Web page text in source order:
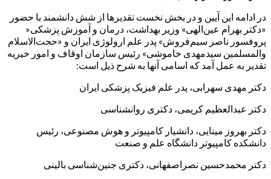
در ادامه این آیین و در بخش نخست تقدیرها از شش دانشمند با حضور
«دکتر بهرام عین‌الهی» وزیر بهداشت، درمان و آموزش پزشکی«
پروفسور ناصر سیم‌فروش» پدر علم ارولوژی ایران و «حجت‌الاسلام
والمسلمین سیدمهدی خاموشی» رئیس سازمان اوقاف و امور خیریه
تقدیر به عمل آمد که اسامی آنها به شرح ذیل است:
دکتر مهدی سهرابی، پدر علم فیزیک پزشکی ایران
دکتر عبدالعظیم کریمی، دکتری روانشناسی
دکتر بهروز مینایی، دانشیار کامپیوتر و هوش مصنوعی، رئیس
دانشکده کامپیوتر دانشگاه علم و صنعت
دکتر محمدحسین نصراصفهانی، دکتری جنین‌شناسی بالینی